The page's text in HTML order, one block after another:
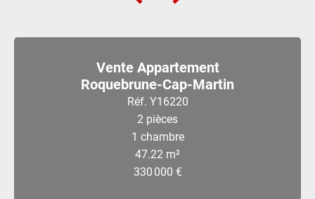
Vente Appartement
Roquebrune-Cap-Martin
Réf. Y16220
2 pièces
1 chambre
47.22 m²
330 000 €